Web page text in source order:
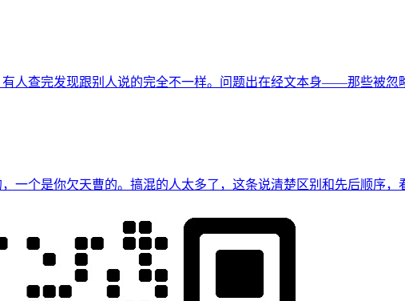
人查完发现跟别人说的完全不一样。问题出在经文本身——那些被忽
一个是你欠天曹的。搞混的人太多了，这条说清楚区别和先后顺序，